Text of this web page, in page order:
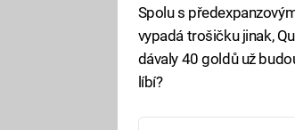
Spolu s
vypadá trošičku jinak,
dávaly 40 goldů už
líbí?